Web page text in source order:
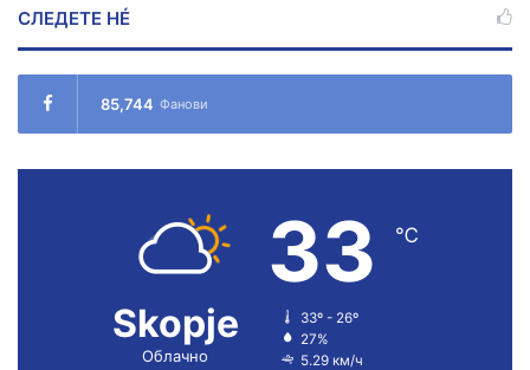
СЛЕДЕТЕ НÉ
85,744 Фанови
Skopje
Облачно
33 ℃
33º - 26º
27%
5.29 км/ч